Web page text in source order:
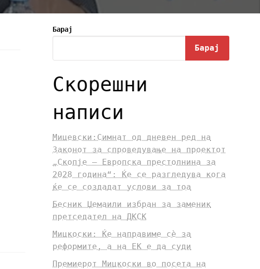
Барај
Барај
Скорешни
написи
Мицевски:Симнат од дневен ред на
Законот за спроведување на проектот
„Скопје – Европска престолнина за
2028 година“: Ќе се разгледува кога
ќе се создадат услови за тоа
Бесник Џемаили избран за заменик
претседател на ДКСК
Мицкоски: Ќе направиме сè за
реформите, а на ЕК е да суди
Премиерот Мицкоски во посета на